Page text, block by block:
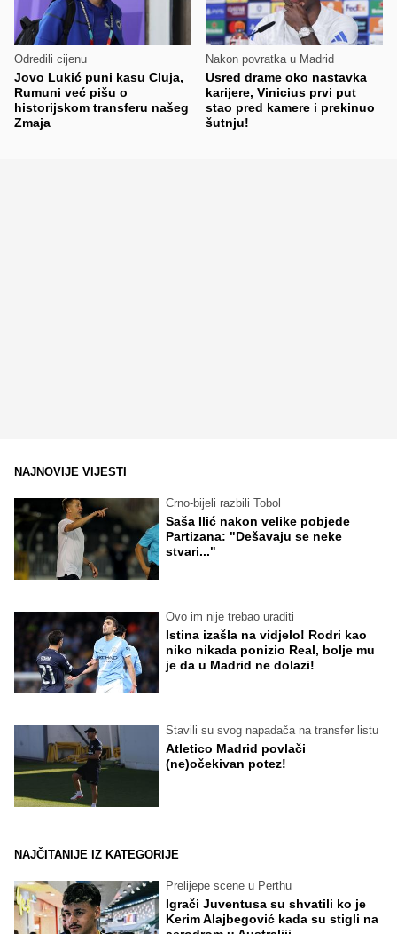
Odredili cijenu
Jovo Lukić puni kasu Cluja,
Rumuni već pišu o
historijskom transferu našeg
Zmaja
Nakon povratka u Madrid
Usred drame oko nastavka
karijere, Vinicius prvi put
stao pred kamere i prekinuo
šutnju!
NAJNOVIJE VIJESTI
Crno-bijeli razbili Tobol
Saša Ilić nakon velike pobjede
Partizana: "Dešavaju se neke
stvari..."
Ovo im nije trebao uraditi
Istina izašla na vidjelo! Rodri kao
niko nikada ponizio Real, bolje mu
je da u Madrid ne dolazi!
Stavili su svog napadača na transfer listu
Atletico Madrid povlači
(ne)očekivan potez!
NAJČITANIJE IZ KATEGORIJE
Prelijepe scene u Perthu
Igrači Juventusa su shvatili ko je
Kerim Alajbegović kada su stigli na